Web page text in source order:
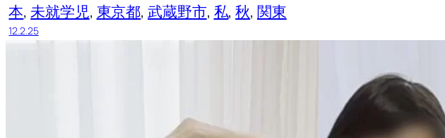
本, 未就学児, 東京都, 武蔵野市, 私, 秋, 関東
12.2.25